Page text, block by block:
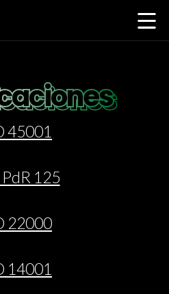
45001
125
22000
14001